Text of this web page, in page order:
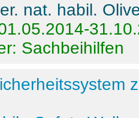
nat. habil.
Sachbeihilfen